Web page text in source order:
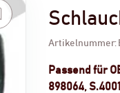
Artikelnummer:
Passend für
898064,